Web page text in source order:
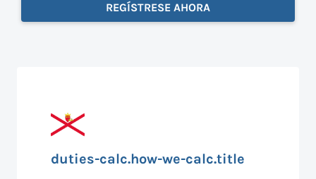
REGÍSTRESE AHORA
duties-calc.how-we-calc.title